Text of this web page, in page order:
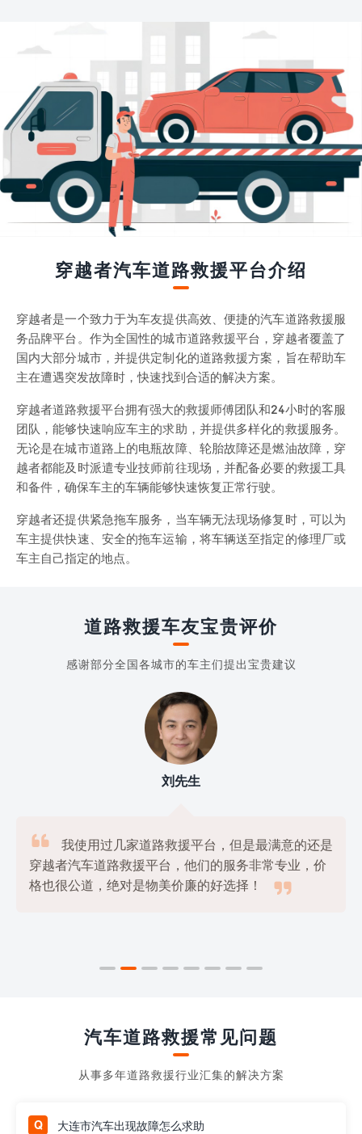
穿越者汽车道路救援平台介绍
穿越者是一个致力于为车友提供高效、便捷的汽车道路救援服
务品牌平台。作为全国性的城市道路救援平台，穿越者覆盖了
国内大部分城市，并提供定制化的道路救援方案，旨在帮助车
主在遭遇突发故障时，快速找到合适的解决方案。
穿越者道路救援平台拥有强大的救援师傅团队和24小时的客服
团队，能够快速响应车主的求助，并提供多样化的救援服务。
无论是在城市道路上的电瓶故障、轮胎故障还是燃油故障，穿
越者都能及时派遣专业技师前往现场，并配备必要的救援工具
和备件，确保车主的车辆能够快速恢复正常行驶。
穿越者还提供紧急拖车服务，当车辆无法现场修复时，可以为
车主提供快速、安全的拖车运输，将车辆送至指定的修理厂或
车主自己指定的地点。
道路救援车友宝贵评价
感谢部分全国各城市的车主们提出宝贵建议
刘先生

我使用过几家道路救援平台，但是最满意的还是
穿越者汽车道路救援平台，他们的服务非常专业，价
格也很公道，绝对是物美价廉的好选择！

汽车道路救援常见问题
从事多年道路救援行业汇集的解决方案
大连市汽车出现故障怎么求助